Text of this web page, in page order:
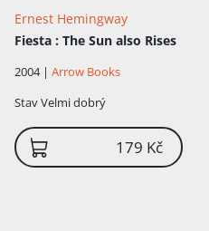
Ernest Hemingway
Fiesta : The Sun also Rises
2004 | Arrow Books
StavVelmi dobrý
179 Kč